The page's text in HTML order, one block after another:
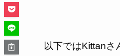
以下ではKittanさ